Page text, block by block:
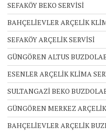
SEFAKÖY BEKO SERVİSİ
BAHÇELİEVLER ARÇELİK
SEFAKÖY ARÇELİK SERVİSİ
GÜNGÖREN ALTUS
ESENLER ARÇELİK KLİMA
SULTANGAZİ BEKO
GÜNGÖREN MERKEZ
BAHÇELİEVLER ARÇELİK